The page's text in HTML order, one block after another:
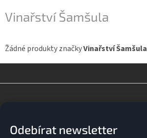
Vinařství Šamšula
Žádné produkty značkyVinařství Šamšula
Odebírat newsletter